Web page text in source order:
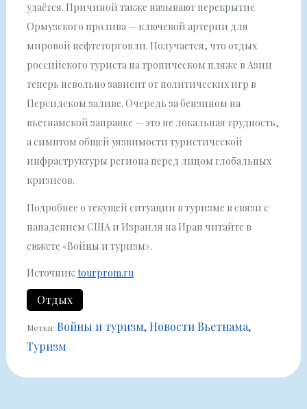
удаётся. Причиной также называют перекрытие
Ормузского пролива — ключевой артерии для
мировой нефтеторговли. Получается, что отдых
российского туриста на тропическом пляже в Азии
теперь невольно зависит от политических игр в
Персидском заливе. Очередь за бензином на
вьетнамской заправке — это не локальная трудность,
а симптом общей уязвимости туристической
инфраструктуры региона перед лицом глобальных
кризисов.
Подробнее о текущей ситуации в туризме в связи с
нападением США и Израиля на Иран читайте в
сюжете «Войны и туризм».
Источник: tourprom.ru
Отдых
Метки: Войны и туризм Новости Вьетнама
Туризм